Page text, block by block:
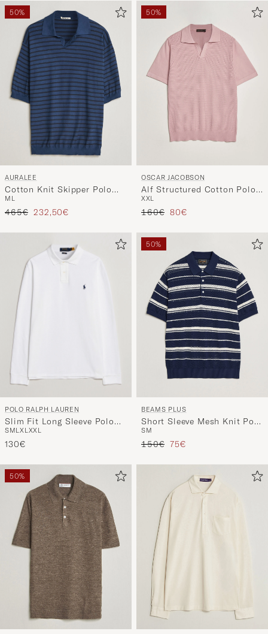
50%
AURALEE
Cotton Knit Skipper Polo
Navy Stripe
M L
Regulärer Preis
465€ Reduzierter Preis
232,50€
50%
OSCAR JACOBSON
Alf Structured Cotton Polo
Pink
XXL
Regulärer Preis
160€ Reduzierter Preis
80€
POLO RALPH LAUREN
Slim Fit Long Sleeve Polo
White
SMLXLXXL
130€
50%
BEAMS PLUS
Short Sleeve Mesh Knit Polo
Navy
SM
Regulärer Preis
150€ Reduzierter Preis
75€
50%